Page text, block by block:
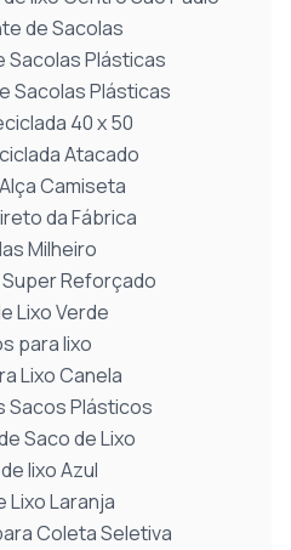
de Sacolas
Sacolas Plásticas
Sacolas Plásticas
40 x 50
Atacado
Camiseta
da Fábrica
Milheiro
Reforçado
Lixo Verde
para lixo
Lixo Canela
Sacos Plásticos
Saco de Lixo
lixo Azul
Lixo Laranja
Coleta Seletiva